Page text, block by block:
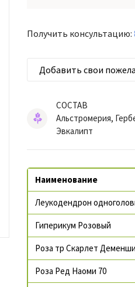
Получить консультацию:
Добавить свои
СОСТАВ
Альстромерия,
Эвкалипт
Наименование
Леукодендрон
Гиперикум Розовый
Роза тр Скарлет
Роза Ред Наоми 70